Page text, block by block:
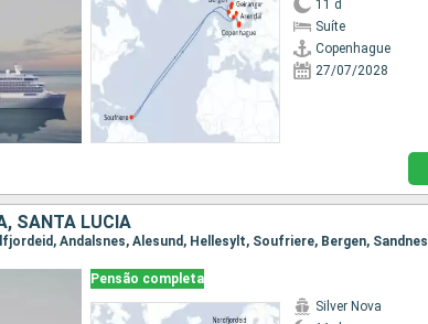
11 d
Suíte
Copenhague
27/07/2028
SANTA LUCIA
Andalsnes, Alesund, Hellesylt, Soufriere, Bergen, Sandnes
Pensão completa
Silver Nova